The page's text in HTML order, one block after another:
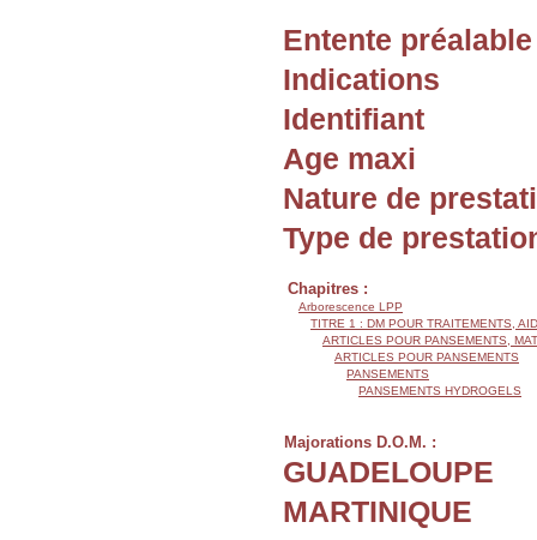
Entente préalable
Indications
Identifiant
Age maxi
Nature de
Type de
Chapitres :
Arborescence LPP
TITRE 1 : DM POUR TRAITEMENTS,
ARTICLES POUR PANSEMENTS,
ARTICLES POUR PANSEMENTS
PANSEMENTS
PANSEMENTS HYDROGELS
Majorations D.O.M. :
GUADELOUPE
MARTINIQUE